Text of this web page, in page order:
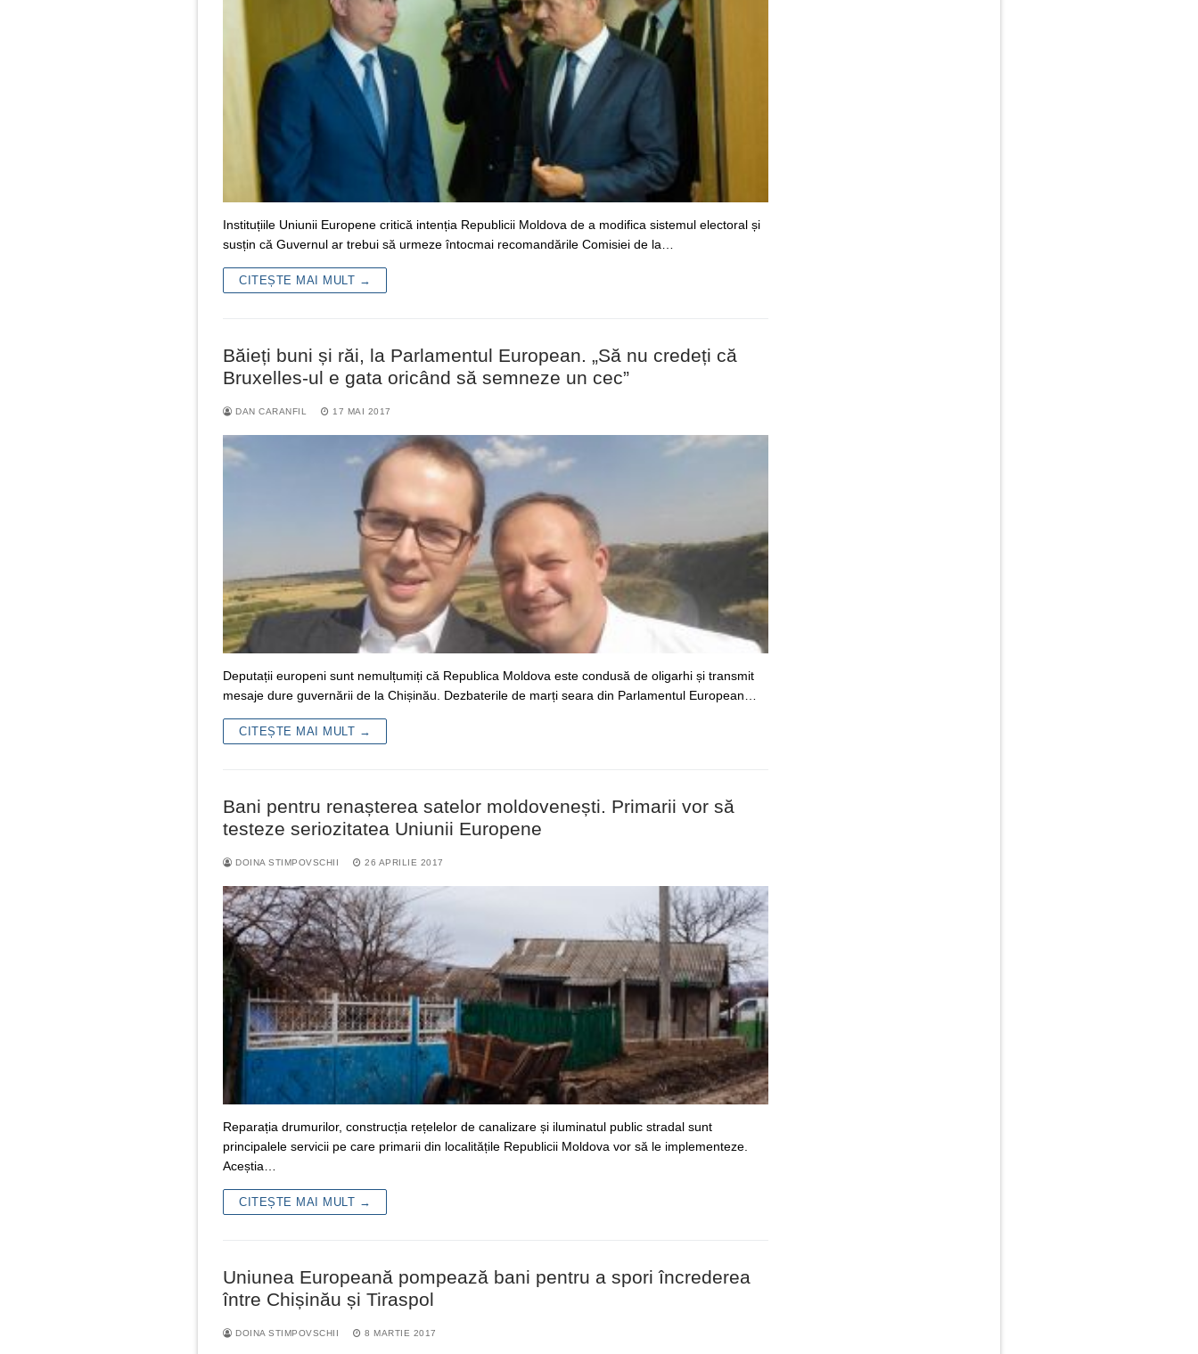
Instituțiile Uniunii Europene critică intenția Republicii Moldova de a modifica sistemul electoral și
susțin că Guvernul ar trebui să urmeze întocmai recomandările Comisiei de la…
CITEȘTE MAI MULT →
Băieți buni și răi, la Parlamentul European. „Să nu credeți că
Bruxelles-ul e gata oricând să semneze un cec”
DAN CARANFIL 17 MAI 2017
Deputații europeni sunt nemulțumiți că Republica Moldova este condusă de oligarhi și transmit
mesaje dure guvernării de la Chișinău. Dezbaterile de marți seara din Parlamentul European…
CITEȘTE MAI MULT →
Bani pentru renașterea satelor moldovenești. Primarii vor să
testeze seriozitatea Uniunii Europene
DOINA STIMPOVSCHII 26 APRILIE 2017
Reparația drumurilor, construcția rețelelor de canalizare și iluminatul public stradal sunt
principalele servicii pe care primarii din localitățile Republicii Moldova vor să le implementeze.
Aceștia…
CITEȘTE MAI MULT →
Uniunea Europeană pompează bani pentru a spori încrederea
între Chișinău și Tiraspol
DOINA STIMPOVSCHII 8 MARTIE 2017